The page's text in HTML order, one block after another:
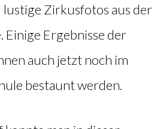
Zirkusfotos aus der
Einige Ergebnisse der
auch jetzt noch im
bestaunt werden.